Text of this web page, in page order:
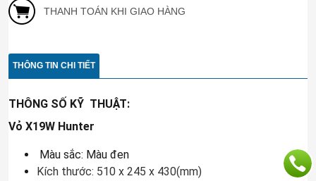
THANH TOÁN KHI GIAO HÀNG
THÔNG TIN CHI TIẾT
THÔNG SỐ KỸ THUẬT:
Vỏ X19W Hunter
​ Màu sắc: Màu đen
Kích thước: 510 x 245 x 430(mm)